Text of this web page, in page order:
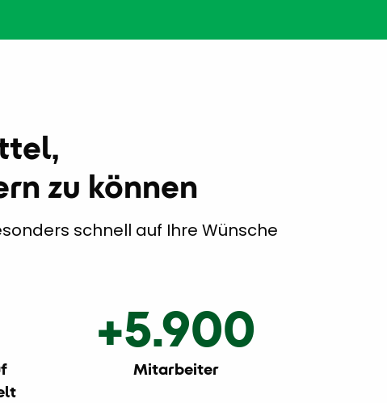
zu können
schnell auf Ihre Wünsche
+5.900
Mitarbeiter